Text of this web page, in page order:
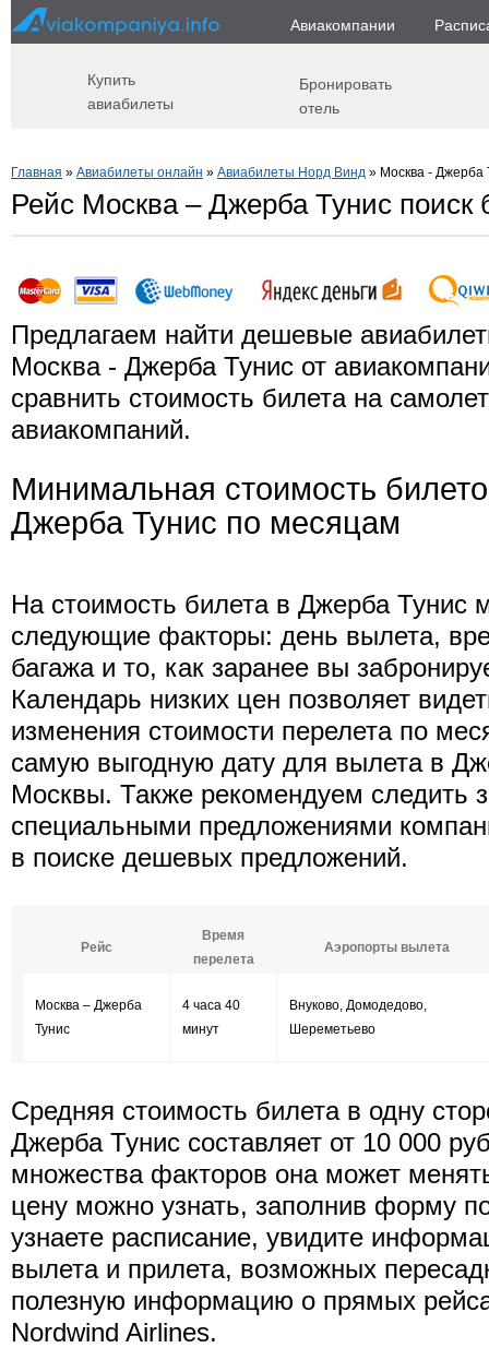
Авиакомпании
Купить
авиабилеты
Бронировать
отель
Главная » Авиабилеты онлайн » Авиабилеты Норд Винд » Москва - Джерба
Рейс Москва – Джерба Тунис поиск
Предлагаем найти дешевые
Москва - Джерба Тунис от
сравнить стоимость билета на
авиакомпаний.
Минимальная стоимость
Джерба Тунис по месяцам
На стоимость билета в Джерба Тунис
следующие факторы: день вылета,
багажа и то, как заранее вы
Календарь низких цен позволяет
изменения стоимости перелета по
самую выгодную дату для вылета в
Москвы. Также рекомендуем следить
специальными предложениями
в поиске дешевых предложений.
Рейс
Время
перелета
Аэропорты вылета
Москва – Джерба
Тунис
4 часа 40
минут
Внуково, Домодедово,
Шереметьево
Средняя стоимость билета в одну
Джерба Тунис составляет от 10 000
множества факторов она может
цену можно узнать, заполнив форму
узнаете расписание, увидите
вылета и прилета, возможных
полезную информацию о прямых
Nordwind Airlines.